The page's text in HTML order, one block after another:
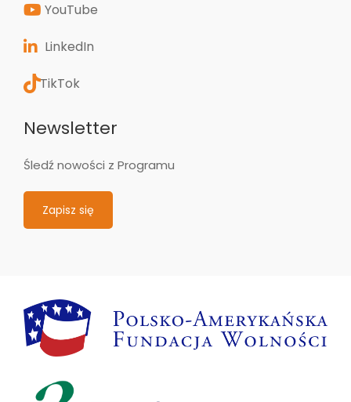
YouTube
LinkedIn
TikTok
Newsletter
Śledź nowości z Programu
Zapisz się